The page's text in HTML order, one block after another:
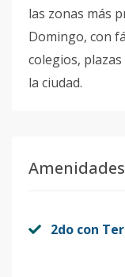
las zonas más
Domingo, con
colegios,
la ciudad.
Amenidades
2do con